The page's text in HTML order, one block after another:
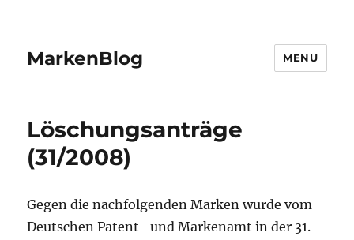
MarkenBlog MENU
Löschungsanträge
(31/2008)
Gegen die nachfolgenden Marken wurde vom
Deutschen Patent- und Markenamt in der 31.